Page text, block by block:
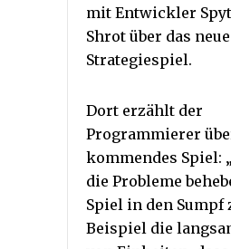
mit Entwickler
Shrot über das neue
Strategiespiel.
Dort erzählt der
Programmierer
kommendes Spiel:
die Probleme
Spiel in den Sumpf
Beispiel die